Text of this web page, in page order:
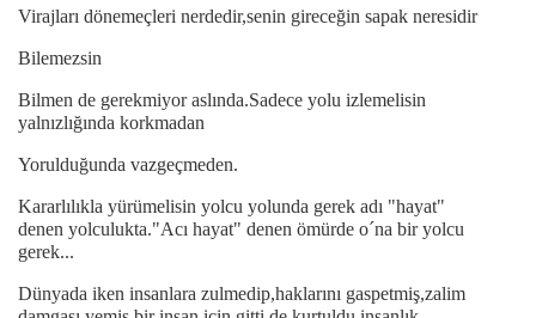
Virajları dönemeçleri nerdedir,senin gireceğin sapak neresidir
Bilemezsin
Bilmen de gerekmiyor aslında.Sadece yolu izlemelisin
yalnızlığında korkmadan
Yorulduğunda vazgeçmeden.
Kararlılıkla yürümelisin yolcu yolunda gerek adı "hayat"
denen yolculukta."Acı hayat" denen ömürde o´na bir yolcu
gerek...
Dünyada iken insanlara zulmedip,haklarını gaspetmiş,zalim